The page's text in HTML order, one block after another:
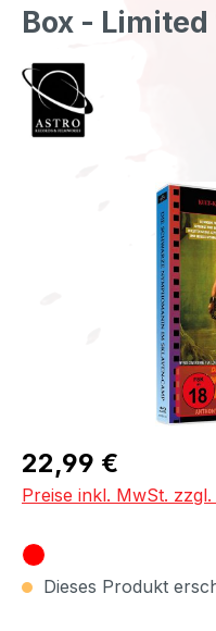
Box -
Bildergalerie
Regulärer Preis:
22,99 €
Preise inkl. MwSt.
Dieses Produkt